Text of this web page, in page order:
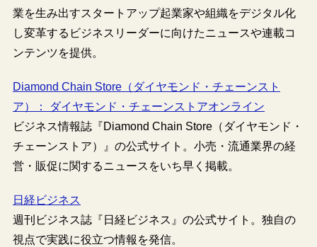
業を生み出すスタートアップ起業家や組織をデジタル化
し変革するビジネスリーダーに向けたニュースや連載コ
ンテンツを提供。
Diamond Chain Store（ダイヤモンド・チェーンスト
ア）： ダイヤモンド・チェーンストアオンライン
ビジネス情報誌『Diamond Chain Store（ダイヤモンド・
チェーンストア）』の公式サイト。小売・流通業界の経
営・販促に関するニュースをいち早く掲載。
日経ビジネス
週刊ビジネス誌『日経ビジネス』の公式サイト。独自の
視点で実践に役立つ情報を発信。